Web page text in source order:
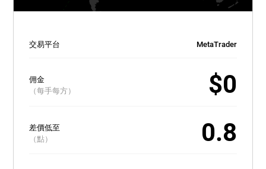
交易平台 MetaTrader
佣金
（每手每方）
$0
差價低至
（點）
0.8